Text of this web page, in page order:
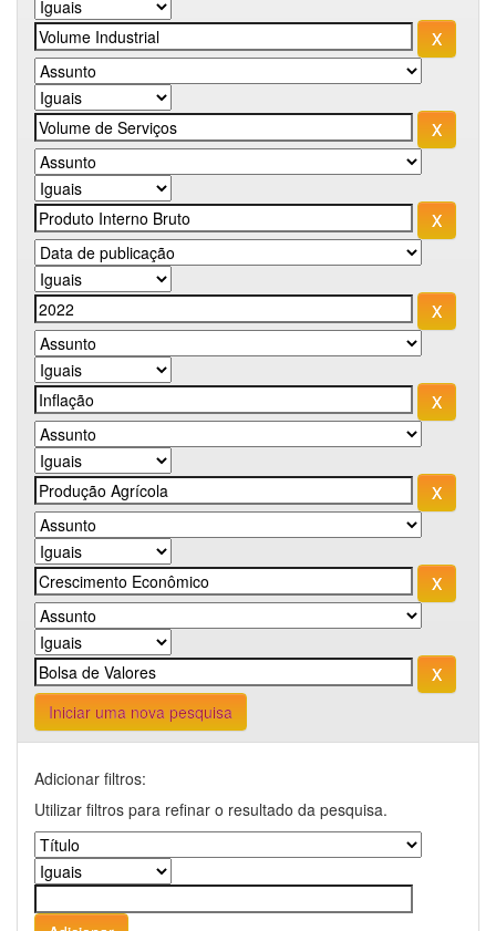
Iniciar uma nova pesquisa
Adicionar filtros:
Utilizar filtros para refinar o resultado da pesquisa.